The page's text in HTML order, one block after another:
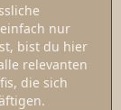
nur
bist du hier
relevanten
die sich